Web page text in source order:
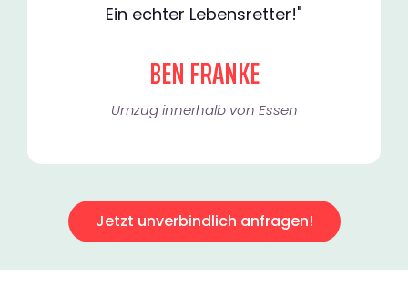
Ein echter Lebensretter!"
BEN FRANKE
Umzug innerhalb von Essen​
Jetzt unverbindlich anfragen!